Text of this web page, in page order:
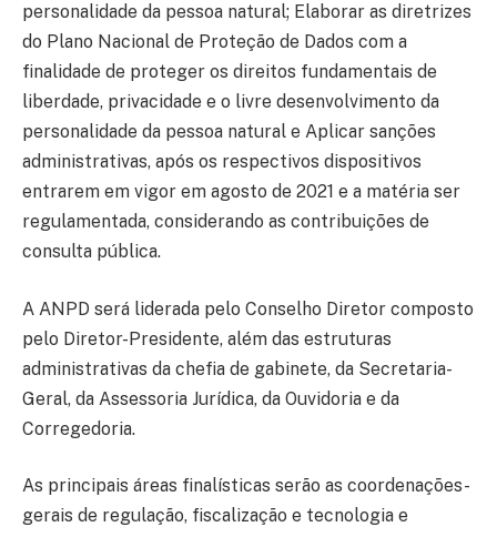
personalidade da pessoa natural; Elaborar as diretrizes
do Plano Nacional de Proteção de Dados com a
finalidade de proteger os direitos fundamentais de
liberdade, privacidade e o livre desenvolvimento da
personalidade da pessoa natural e Aplicar sanções
administrativas, após os respectivos dispositivos
entrarem em vigor em agosto de 2021 e a matéria ser
regulamentada, considerando as contribuições de
consulta pública.
A ANPD será liderada pelo Conselho Diretor composto
pelo Diretor-Presidente, além das estruturas
administrativas da chefia de gabinete, da Secretaria-
Geral, da Assessoria Jurídica, da Ouvidoria e da
Corregedoria.
As principais áreas finalísticas serão as coordenações-
gerais de regulação, fiscalização e tecnologia e